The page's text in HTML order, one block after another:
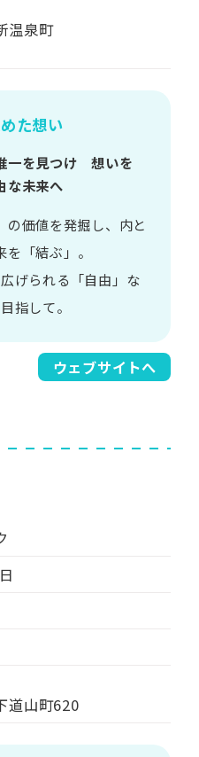
温泉町
た想い
一を​見つけ 想いを​
未来へ
価値を​発掘し、 内と​
「結ぶ」。
げられる 「自由」な​
指して。​
ウェブサイトへ
道山町620